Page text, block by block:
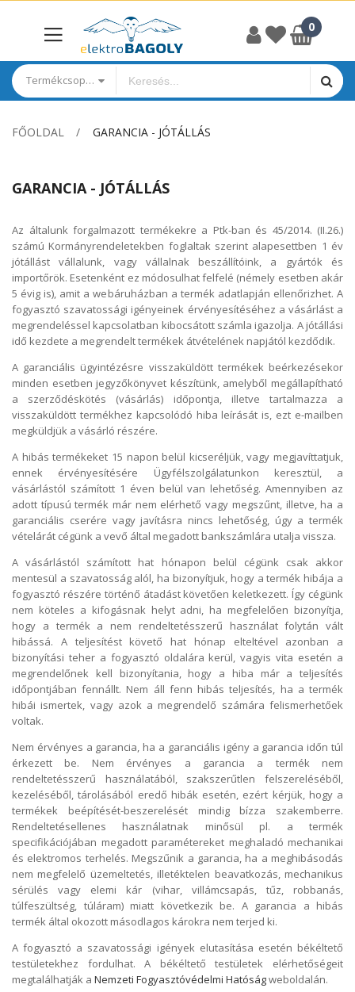
Termékcsoportok
FŐOLDAL GARANCIA - JÓTÁLLÁS
GARANCIA - JÓTÁLLÁS
Az általunk forgalmazott termékekre a Ptk-ban és 45/2014. (II.26.)
számú Kormányrendeletekben foglaltak szerint alapesettben 1 év
jótállást vállalunk, vagy vállalnak beszállítóink, a gyártók és
importőrök. Esetenként ez módosulhat felfelé (némely esetben akár
5 évig is), amit a webáruházban a termék adatlapján ellenőrizhet. A
fogyasztó szavatossági igényeinek érvényesítéséhez a vásárlást a
megrendeléssel kapcsolatban kibocsátott számla igazolja. A jótállási
idő kezdete a megrendelt termékek átvételének napjától kezdődik.
A garanciális ügyintézésre visszaküldött termékek beérkezésekor
minden esetben jegyzőkönyvet készítünk, amelyből megállapítható
a szerződéskötés (vásárlás) időpontja, illetve tartalmazza a
visszaküldött termékhez kapcsolódó hiba leírását is, ezt e-mailben
megküldjük a vásárló részére.
A hibás termékeket 15 napon belül kicseréljük, vagy megjavíttatjuk,
ennek érvényesítésére Ügyfélszolgálatunkon keresztül, a
vásárlástól számított 1 éven belül van lehetőség. Amennyiben az
adott típusú termék már nem elérhető vagy megszűnt, illetve, ha a
garanciális cserére vagy javításra nincs lehetőség, úgy a termék
vételárát cégünk a vevő által megadott bankszámlára utalja vissza.
A vásárlástól számított hat hónapon belül cégünk csak akkor
mentesül a szavatosság alól, ha bizonyítjuk, hogy a termék hibája a
fogyasztó részére történő átadást követően keletkezett. Így cégünk
nem köteles a kifogásnak helyt adni, ha megfelelően bizonyítja,
hogy a termék a nem rendeltetésszerű használat folytán vált
hibássá. A teljesítést követő hat hónap elteltével azonban a
bizonyítási teher a fogyasztó oldalára kerül, vagyis vita esetén a
megrendelőnek kell bizonyítania, hogy a hiba már a teljesítés
időpontjában fennállt. Nem áll fenn hibás teljesítés, ha a termék
hibái ismertek, vagy azok a megrendelő számára felismerhetőek
voltak.
Nem érvényes a garancia, ha a garanciális igény a garancia időn túl
érkezett be. Nem érvényes a garancia a termék nem
rendeltetésszerű használatából, szakszerűtlen felszereléséből,
kezeléséből, tárolásából eredő hibák esetén, ezért kérjük, hogy a
termékek beépítését-beszerelését mindig bízza szakemberre.
Rendeltetésellenes használatnak minősül pl. a termék
specifikációjában megadott paramétereket meghaladó mechanikai
és elektromos terhelés. Megszűnik a garancia, ha a meghibásodás
nem megfelelő üzemeltetés, illetéktelen beavatkozás, mechanikus
sérülés vagy elemi kár (vihar, villámcsapás, tűz, robbanás,
túlfeszültség, túláram) miatt következik be. A garancia a hibás
termék által okozott másodlagos károkra nem terjed ki.
A fogyasztó a szavatossági igények elutasítása esetén békéltető
testületekhez fordulhat. A békéltető testületek elérhetőségeit
megtalálhatják a Nemzeti Fogyasztóvédelmi Hatóságweboldalán.